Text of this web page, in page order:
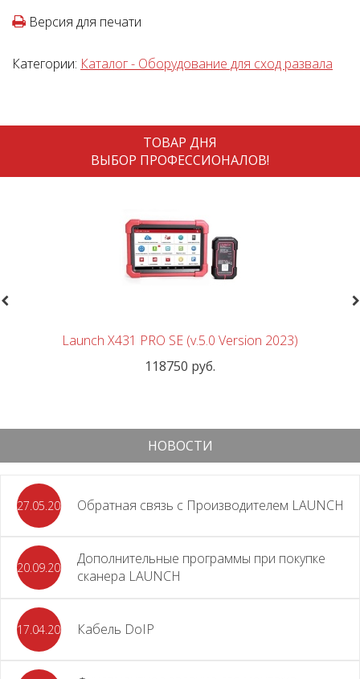
Версия для печати
Категории: Каталог - Оборудование для сход развала
ТОВАР ДНЯ
ВЫБОР ПРОФЕССИОНАЛОВ!
Launch X431 PRO SE (v.5.0 Version 2023)
118750 руб.
НОВОСТИ
27.05.2026 Обратная связь с Производителем LAUNCH
20.09.2025
Дополнительные программы при покупке
сканера LAUNCH
17.04.2024 Кабель DoIP